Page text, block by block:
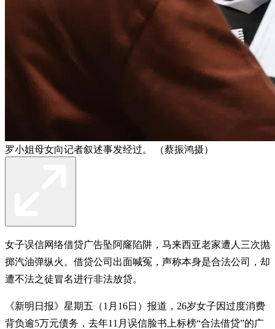
罗小姐母女向记者叙述事发经过。 （蔡振鸿摄）
女子误信网络借贷广告坠阿窿陷阱，马来西亚老家遭人三次抛
掷汽油弹纵火。借贷公司出面喊冤，声称本身是合法公司，却
遭不法之徒冒名进行非法放贷。
《新明日报》星期五（1月16日）报道，26岁女子因过度消费
背负逾5万元债务，去年11月误信脸书上标榜“合法借贷”的广